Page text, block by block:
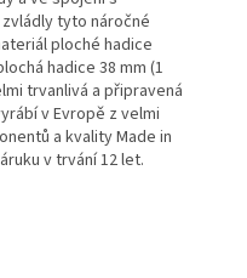
tyto náročné
ploché hadice
hadice 38 mm (1
trvanlivá a připravená
v Evropě z velmi
a kvality Made in
v trvání 12 let.